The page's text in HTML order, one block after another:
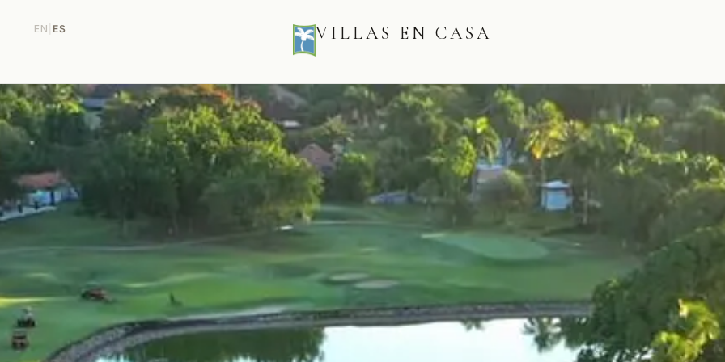
EN ES VILLAS EN CASA